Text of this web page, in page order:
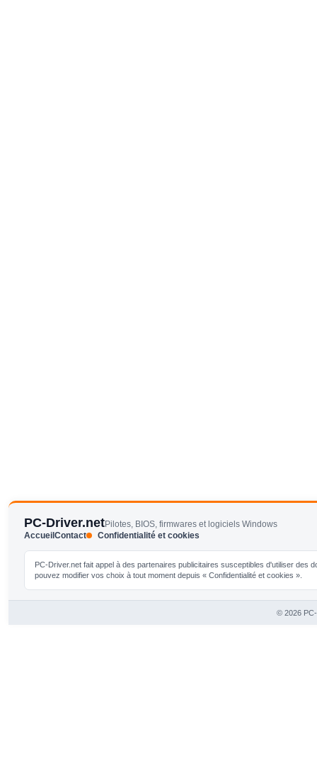
PC-Driver.netPilotes, BIOS, firmwares et logiciels Windows
AccueilContact Confidentialité et cookies
PC-Driver.net fait appel à des partenaires publicitaires susceptibles d'utiliser
pouvez modifier vos choix à tout moment depuis « Confidentialité et cookies ».
© 2026